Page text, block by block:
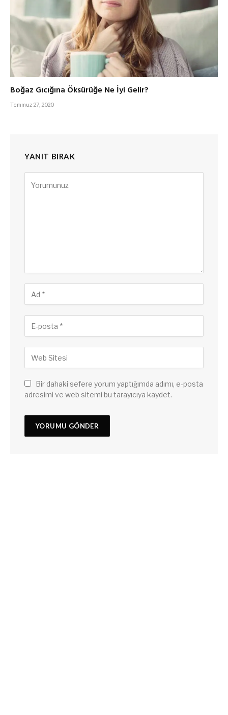
Boğaz Gıcığına Öksürüğe Ne İyi Gelir?
Temmuz 27, 2020
YANIT BIRAK
Bir dahaki sefere yorum yaptığımda adımı, e-posta
adresimi ve web sitemi bu tarayıcıya kaydet.